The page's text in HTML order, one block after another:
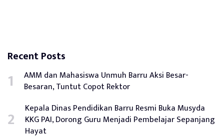
Recent Posts
AMM dan Mahasiswa Unmuh Barru Aksi Besar-
Besaran, Tuntut Copot Rektor
Kepala Dinas Pendidikan Barru Resmi Buka Musyda
KKG PAI, Dorong Guru Menjadi Pembelajar Sepanjang
Hayat